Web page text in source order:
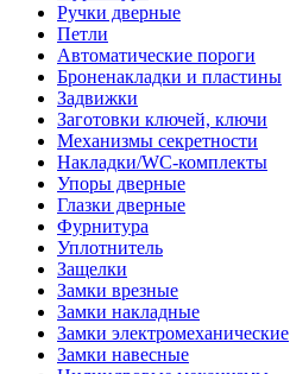
Ручки дверные
Петли
Автоматические пороги
Броненакладки и пластины
Задвижки
Заготовки ключей, ключи
Механизмы секретности
Накладки/WC-комплекты
Упоры дверные
Глазки дверные
Фурнитура
Уплотнитель
Защелки
Замки врезные
Замки накладные
Замки электромеханические
Замки навесные